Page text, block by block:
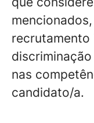
recrutamento
nas
candidato/a.